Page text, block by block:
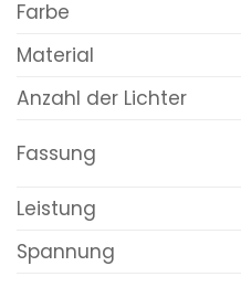
Farbe
Material
Anzahl der Lichter
Fassung
Leistung
Spannung